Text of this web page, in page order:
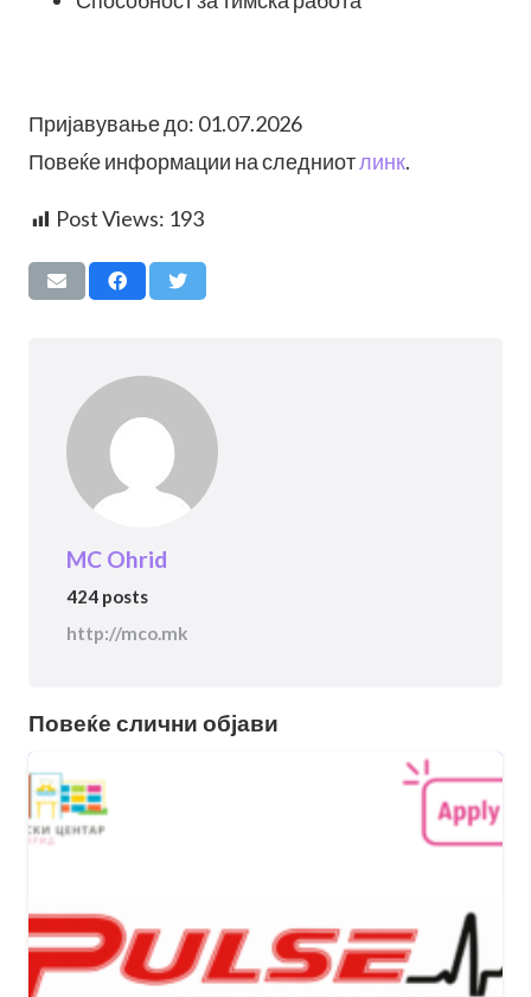
Пријавување до: 01.07.2026
Повеќе информации на следниотлинк.
Post Views: 193
MC Ohrid
424 posts
http://mco.mk
Повеќе слични објави